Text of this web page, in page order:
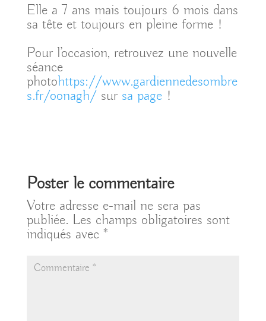
Elle a 7 ans mais toujours 6 mois dans
sa tête et toujours en pleine forme !
Pour l’occasion, retrouvez une nouvelle
séance
photohttps://www.gardiennedesombre
s.fr/oonagh/sur sa page!
Poster le commentaire
Votre adresse e-mail ne sera pas
publiée. Les champs obligatoires sont
indiqués avec *